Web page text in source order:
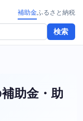
検索
補助金ふるさと納税
助金・助